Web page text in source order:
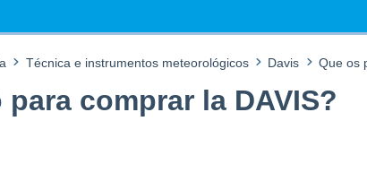
Técnica e instrumentos meteorológicos Davis Que os
comprar la DAVIS?